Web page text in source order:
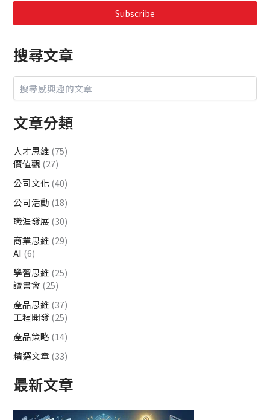
Subscribe
搜尋文章
文章分類
人才思維 (75)
價值觀 (27)
公司文化 (40)
公司活動 (18)
職涯發展 (30)
商業思維 (29)
AI (6)
學習思維 (25)
讀書會 (25)
產品思維 (37)
工程開發 (25)
產品策略 (14)
精選文章 (33)
最新文章